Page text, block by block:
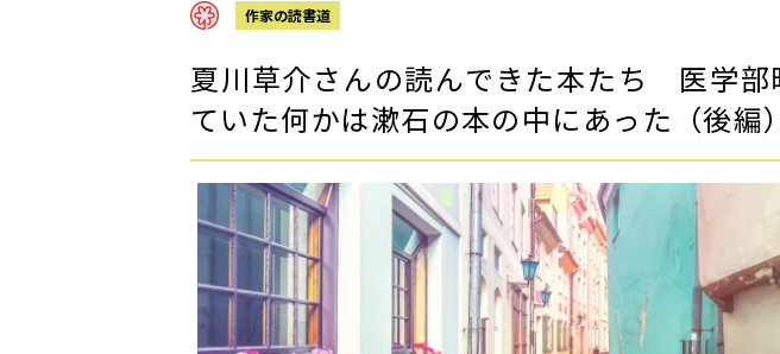
作家の読書道
夏川草介さんの読んできた本たち 医学部
ていた何かは漱石の本の中にあった（後編）